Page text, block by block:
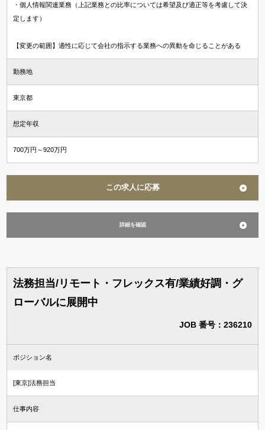
・個人情報関連業務（上記業務との比率については希望及び適正等を考慮して決
定します）
【変更の範囲】適性に応じて会社の指示する業務への異動を命じることがある
勤務地
東京都
想定年収
700万円～920万円
この求人に応募
詳細を確認
法務担当/リモート・フレックス有/業績好調・グ
ローバルに展開中
JOB 番号：236210
ポジション名
[東京]法務担当
仕事内容